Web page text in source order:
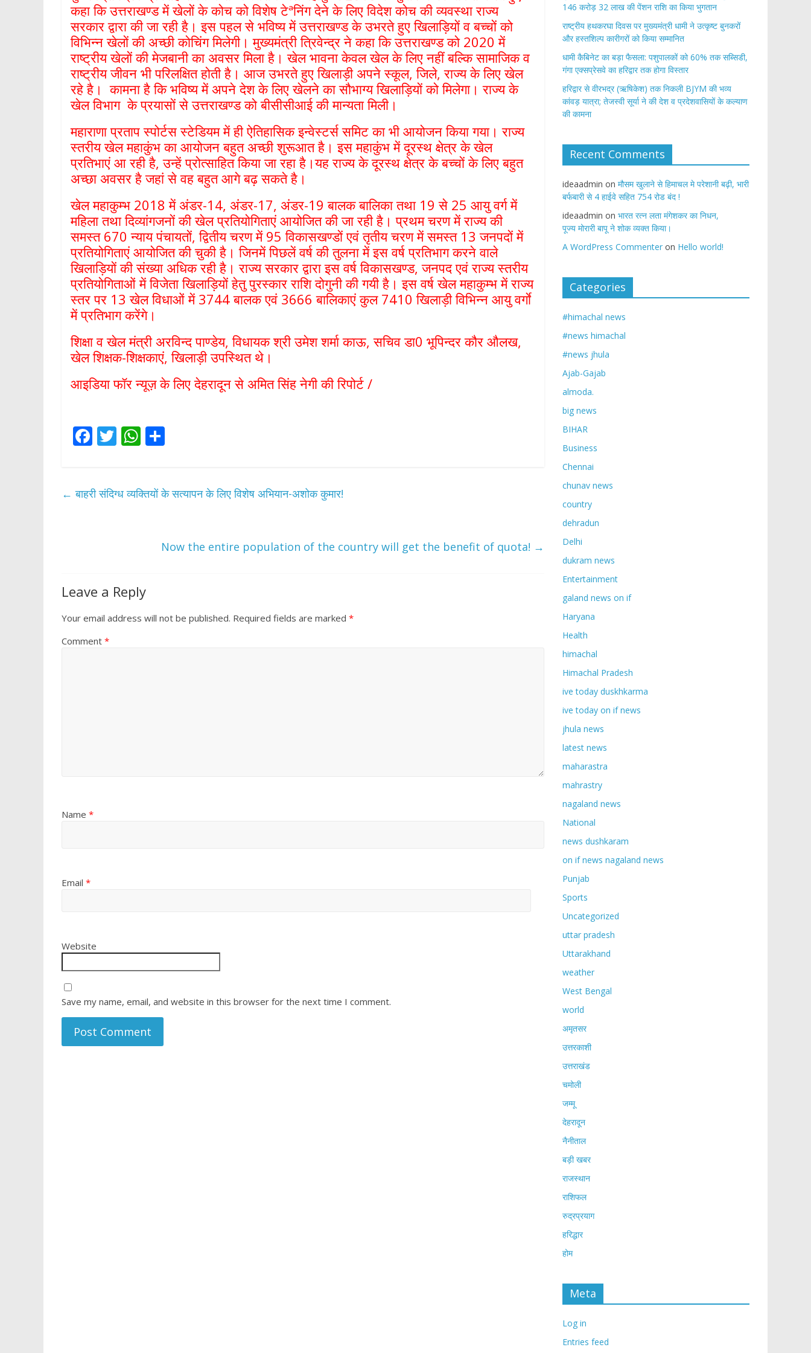
कहा कि उत्तराखण्ड में खेलों के कोच को विशेष टेªनिंग देने के लिए विदेश कोच की व्यवस्था राज्य
सरकार द्वारा की जा रही है। इस पहल से भविष्य में उत्तराखण्ड के उभरते हुए खिलाड़ियों व बच्चों को
विभिन्न खेलों की अच्छी कोचिंग मिलेगी। मुख्यमंत्री त्रिवेन्द्र ने कहा कि उत्तराखण्ड को 2020 में
राष्ट्रीय खेलों की मेजबानी का अवसर मिला है। खेल भावना केवल खेल के लिए नहीं बल्कि सामाजिक व
राष्ट्रीय जीवन भी परिलक्षित होती है। आज उभरते हुए खिलाड़ी अपने स्कूल, जिले, राज्य के लिए खेल
रहे है। कामना है कि भविष्य में अपने देश के लिए खेलने का सौभाग्य खिलाड़ियों को मिलेगा। राज्य के
खेल विभाग के प्रयासों से उत्तराखण्ड को बीसीसीआई की मान्यता मिली।
महाराणा प्रताप स्पोर्टस स्टेडियम में ही ऐतिहासिक इन्वेस्टर्स समिट का भी आयोजन किया गया। राज्य
स्तरीय खेल महाकुंभ का आयोजन बहुत अच्छी शुरूआत है। इस महाकुंभ में दूरस्थ क्षेत्र के खेल
प्रतिभाएं आ रही है, उन्हें प्रोत्साहित किया जा रहा है।यह राज्य के दूरस्थ क्षेत्र के बच्चों के लिए बहुत
अच्छा अवसर है जहां से वह बहुत आगे बढ़ सकते है।
खेल महाकुम्भ 2018 में अंडर-14, अंडर-17, अंडर-19 बालक बालिका तथा 19 से 25 आयु वर्ग में
महिला तथा दिव्यांगजनों की खेल प्रतियोगिताएं आयोजित की जा रही है। प्रथम चरण में राज्य की
समस्त 670 न्याय पंचायतों, द्वितीय चरण में 95 विकासखण्डों एवं तृतीय चरण में समस्त 13 जनपदों में
प्रतियोगिताएं आयोजित की चुकी है। जिनमें पिछलें वर्ष की तुलना में इस वर्ष प्रतिभाग करने वाले
खिलाड़ियों की संख्या अधिक रही है। राज्य सरकार द्वारा इस वर्ष विकासखण्ड, जनपद एवं राज्य स्तरीय
प्रतियोगिताओं में विजेता खिलाड़ियों हेतु पुरस्कार राशि दोगुनी की गयी है। इस वर्ष खेल महाकुम्भ में राज्य
स्तर पर 13 खेल विधाओं में 3744 बालक एवं 3666 बालिकाएं कुल 7410 खिलाड़ी विभिन्न आयु वर्गाे
में प्रतिभाग करेंगे।
शिक्षा व खेल मंत्री अरविन्द पाण्डेय, विधायक श्री उमेश शर्मा काऊ, सचिव डा0 भूपिन्दर कौर औलख,
खेल शिक्षक-शिक्षकाएं, खिलाड़ी उपस्थित थे।
आइडिया फॉर न्यूज़ के लिए देहरादून से अमित सिंह नेगी की रिपोर्ट /
F
b
T
er
W
s e
← बाहरी संदिग्ध व्यक्तियों के सत्यापन के लिए विशेष अभियान-अशोक कुमार!
Now the entire population of the country will get the benefit of quota! →
Leave a Reply
Your email address will not be published. Required fields are marked *
Comment *
Name *
Email *
Website
Save my name, email, and website in this browser for the next time I comment.
146 करोड़ 32 लाख की पेंशन राशि का किया भुगतान
राष्ट्रीय हथकरघा दिवस पर मुख्यमंत्री धामी ने उत्कृष्ट बुनकरों
और हस्तशिल्प कारीगरों को किया सम्मानित
​धामी कैबिनेट का बड़ा फैसला: पशुपालकों को 60% तक सब्सिडी,
गंगा एक्सप्रेसवे का हरिद्वार तक होगा विस्तार
​हरिद्वार से वीरभद्र (ऋषिकेश) तक निकली BJYM की भव्य
कांवड़ यात्रा; तेजस्वी सूर्या ने की देश व प्रदेशवासियों के कल्याण
की कामना
Recent Comments
ideaadmin on मौसम खुलाने से हिमाचल मे परेशानी बढ़ी, भारी
बर्फबारी से 4 हाईवे सहित 754 रोड बंद !
ideaadmin on भारत रत्न लता मंगेशकर का निधन,
पूज्य मोरारी बापू ने शोक व्यक्त किया।
A WordPress Commenter on Hello world!
Categories
#himachal news
#news himachal
#news jhula
Ajab-Gajab
almoda.
big news
BIHAR
Business
Chennai
chunav news
country
dehradun
Delhi
dukram news
Entertainment
galand news on if
Haryana
Health
himachal
Himachal Pradesh
ive today duskhkarma
ive today on if news
jhula news
latest news
maharastra
mahrastry
nagaland news
National
news dushkaram
on if news nagaland news
Punjab
Sports
Uncategorized
uttar pradesh
Uttarakhand
weather
West Bengal
world
अमृतसर
उत्तरकाशी
उत्तराखंड
चमोली
जम्मू
देहरादून
नैनीताल
बड़ी खबर
राजस्थान
राशिफल
रुद्रप्रयाग
हरिद्धार
होम
Meta
Log in
Entries feed